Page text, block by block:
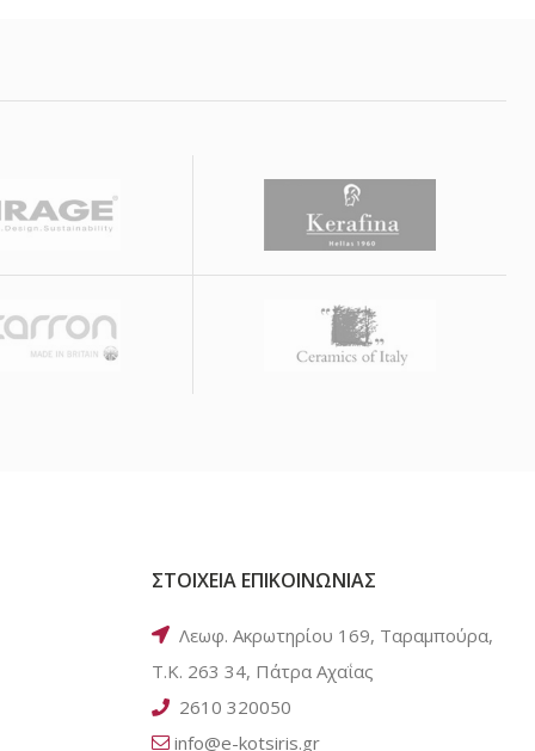
ΣΤΟΙΧΕΙΑ ΕΠΙΚΟΙΝΩΝΙΑΣ
Λεωφ. Ακρωτηρίου 169, Ταραμπούρα,
Τ.Κ. 263 34, Πάτρα Αχαΐας
2610 320050
info@e-kotsiris.gr